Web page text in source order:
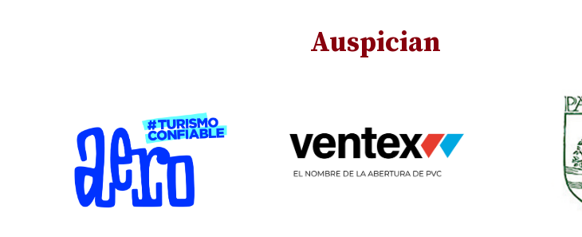
Auspician